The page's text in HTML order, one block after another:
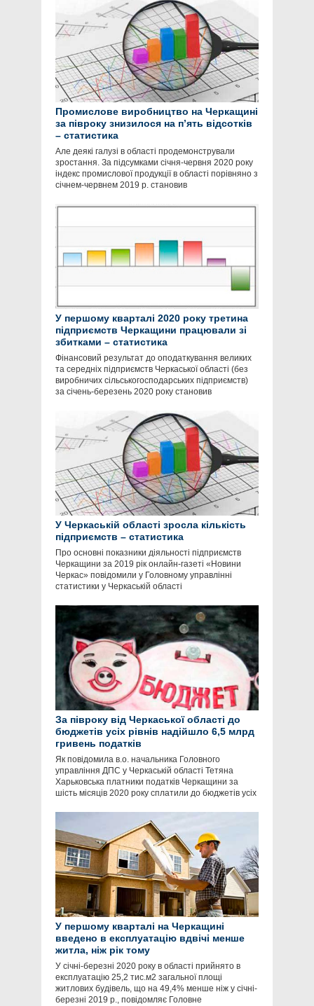
Промислове виробництво на Черкащині
за півроку знизилося на п’ять відсотків
– статистика
Але деякі галузі в області продемонстрували
зростання. За підсумками січня-червня 2020 року
індекс промислової продукції в області порівняно з
січнем-червнем 2019 р. становив
У першому кварталі 2020 року третина
підприємств Черкащини працювали зі
збитками – статистика
Фінансовий результат до оподаткування великих
та середніх підприємств Черкаської області (без
виробничих сільськогосподарських підприємств)
за січень-березень 2020 року становив
У Черкаській області зросла кількість
підприємств – статистика
Про основні показники діяльності підприємств
Черкащини за 2019 рік онлайн-газеті «Новини
Черкас» повідомили у Головному управлінні
статистики у Черкаській області
За півроку від Черкаської області до
бюджетів усіх рівнів надійшло 6,5 млрд
гривень податків
Як повідомила в.о. начальника Головного
управління ДПС у Черкаській області Тетяна
Харьковська платники податків Черкащини за
шість місяців 2020 року сплатили до бюджетів усіх
У першому кварталі на Черкащині
введено в експлуатацію вдвічі менше
житла, ніж рік тому
У січні-березні 2020 року в області прийнято в
експлуатацію 25,2 тис.м2 загальної площі
житлових будівель, що на 49,4% менше ніж у січні-
березні 2019 р., повідомляє Головне